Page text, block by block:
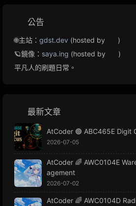
公告
🌐主站： gdst.dev (hosted by
)
🪐鏡像： saya.ing (hosted by
)
平凡人的刷題日常。
最新文章
AtCoder 🟢 ABC465E Digit
2026-07-05
AtCoder 🌈 AWC0104E
agement
2026-07-02
AtCoder 🌈 AWC0104D